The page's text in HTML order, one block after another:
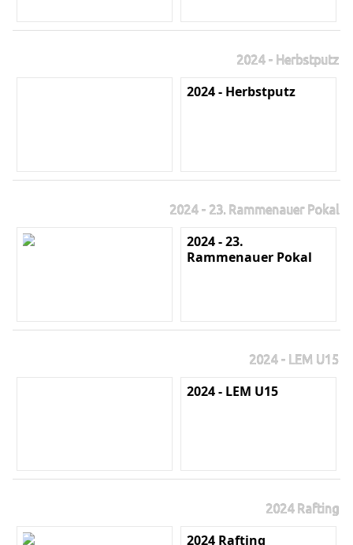
2024 - Herbstputz
2024 - Herbstputz
2024 - 23. Rammenauer Pokal
2024 - 23.
Rammenauer Pokal
2024 - LEM U15
2024 - LEM U15
2024 Rafting
2024 Rafting